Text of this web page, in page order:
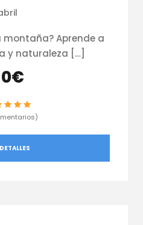
montaña? Aprende a
y naturaleza […]